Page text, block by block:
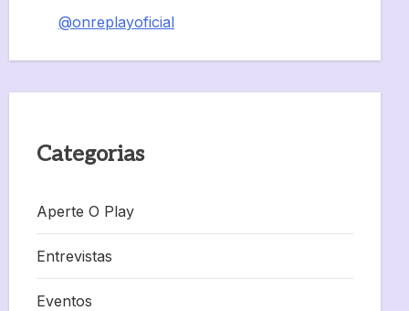
@onreplayoficial
Categorias
Aperte O Play
Entrevistas
Eventos